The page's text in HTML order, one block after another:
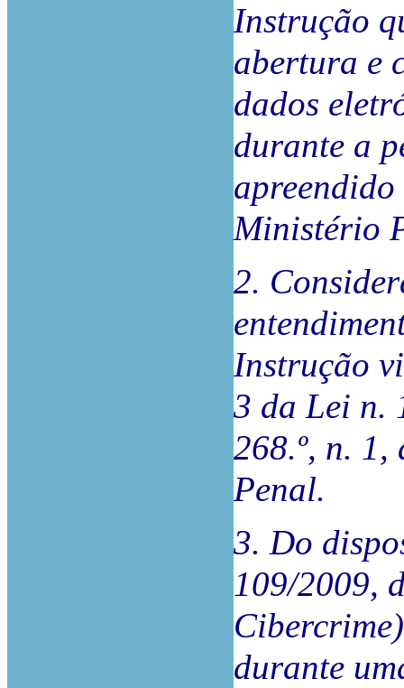
Instrução
abertura e
dados
durante a
apreendido
Ministério
2.
Instrução
3 da Lei n.
268.º, n.
Penal.
3. Do
109/2009,
durante